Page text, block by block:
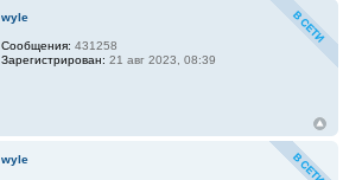
wyle
Сообщения: 431258
Зарегистрирован: 21 авг 2023, 08:39
wyle